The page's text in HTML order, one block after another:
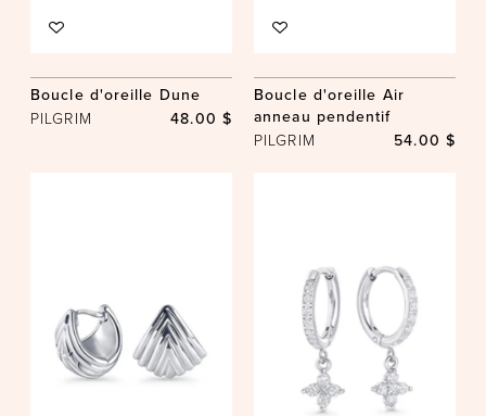
Boucle d'oreille Dune
PILGRIM 48.00 $
Boucle d'oreille Air
anneau pendentif
PILGRIM 54.00 $